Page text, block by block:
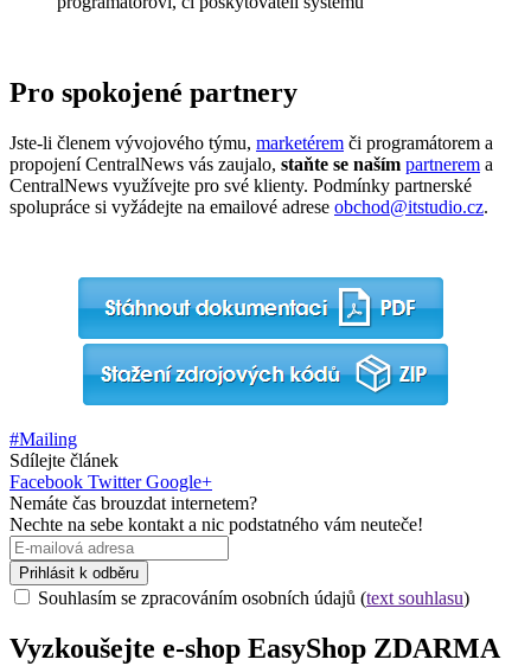
Pro spokojené partnery
Jste-li členem vývojového týmu, marketérem či programátorem a
propojení CentralNews vás zaujalo, staňte se naším partnerem a
CentralNews využívejte pro své klienty. Podmínky partnerské
spolupráce si vyžádejte na emailové adrese obchod@itstudio.cz.
#Mailing
Sdílejte článek
Facebook Twitter Google+
Nemáte čas brouzdat internetem?
Nechte na sebe kontakt a nic podstatného vám neuteče!
Prihlásit k odběru
Souhlasím se zpracováním osobních údajů (text souhlasu)
Vyzkoušejte e-shop EasyShop ZDARMA